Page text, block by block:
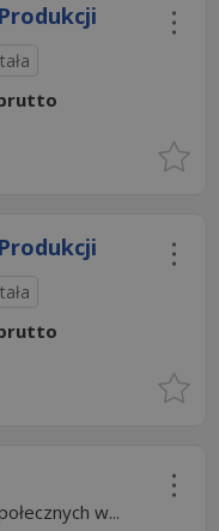
brutto
brutto
w...